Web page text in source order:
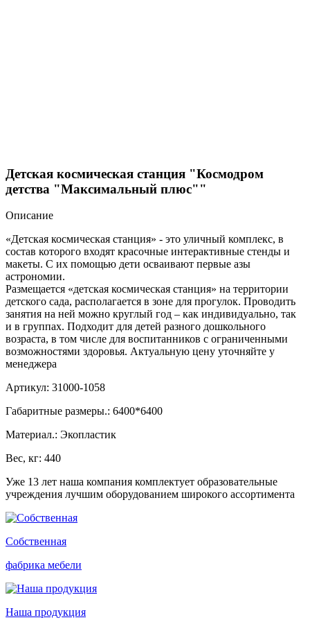
Детская космическая станция "Космодром
детства "Максимальный плюс""
Описание
«Детская космическая станция» - это уличный комплекс, в
состав которого входят красочные интерактивные стенды и
макеты. С их помощью дети осваивают первые азы
астрономии.
Размещается «детская космическая станция» на территории
детского сада, располагается в зоне для прогулок. Проводить
занятия на ней можно круглый год – как индивидуально, так
и в группах. Подходит для детей разного дошкольного
возраста, в том числе для воспитанников с ограниченными
возможностями здоровья. Актуальную цену уточняйте у
менеджера
Артикул: 31000-1058
Габаритные размеры.: 6400*6400
Материал.: Экопластик
Вес, кг: 440
Уже 13 лет наша компания комплектует образовательные
учреждения лучшим оборудованием широкого ассортимента
Собственная
фабрика мебели
Наша продукция